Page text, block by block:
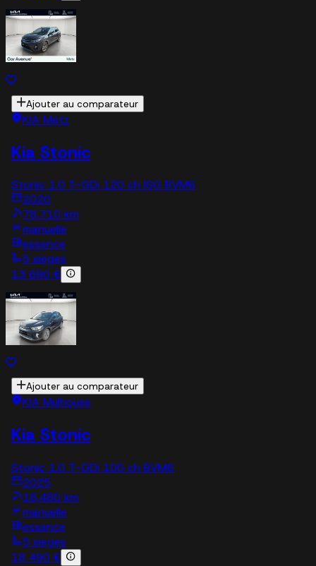
Ajouter au comparateur
KIA Metz
Kia Stonic
Stonic 1.0 T-GDi 120 ch ISG BVM6
2020
78,710 km
manuelle
essence
5 sieges
13 690 €
Ajouter au comparateur
KIA Mulhouse
Kia Stonic
Stonic 1.0 T-GDi 100 ch BVM6
2025
18,480 km
manuelle
essence
5 sieges
18 490 €